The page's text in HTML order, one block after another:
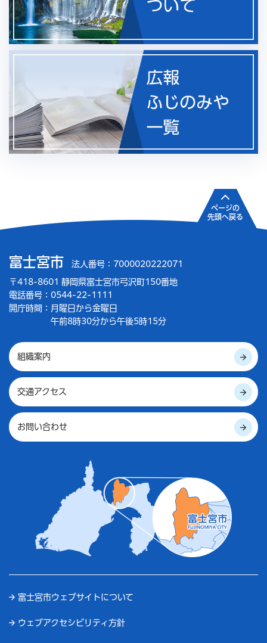
富士宮市 法人番号：7000020222071
〒418-8601 静岡県富士宮市弓沢町150番地
電話番号：0544-22-1111
開庁時間： 月曜日から金曜日
午前8時30分から午後5時15分
組織案内
交通アクセス
お問い合わせ
富士宮市ウェブサイトについて
ウェブアクセシビリティ方針
ページの
先頭へ戻る